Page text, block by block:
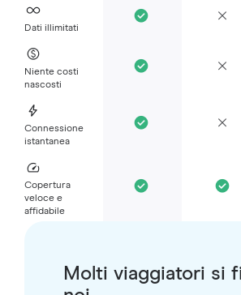
Dati illimitati
Niente costi
nascosti
Connessione
istantanea
Copertura
veloce e
affidabile
Molti viaggiatori si